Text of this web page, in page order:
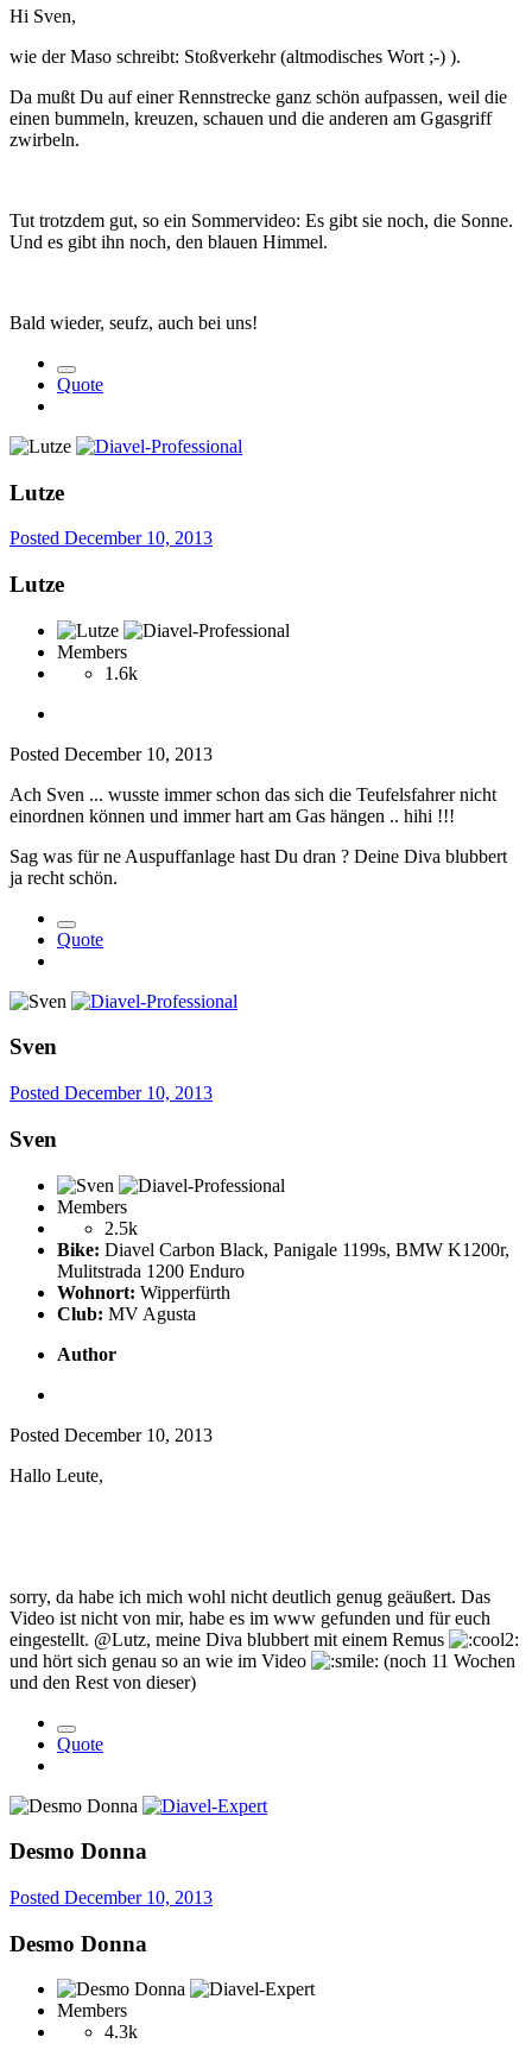
Hi Sven,
wie der Maso schreibt: Stoßverkehr (altmodisches Wort ;-) ).
Da mußt Du auf einer Rennstrecke ganz schön aufpassen, weil die
einen bummeln, kreuzen, schauen und die anderen am Ggasgriff
zwirbeln.
Tut trotzdem gut, so ein Sommervideo: Es gibt sie noch, die Sonne.
Und es gibt ihn noch, den blauen Himmel.
Bald wieder, seufz, auch bei uns!
Quote
Lutze
Posted December 10, 2013
Lutze
Members
1.6k
Posted December 10, 2013
Ach Sven ... wusste immer schon das sich die Teufelsfahrer nicht
einordnen können und immer hart am Gas hängen .. hihi !!!
Sag was für ne Auspuffanlage hast Du dran ? Deine Diva blubbert
ja recht schön.
Quote
Sven
Posted December 10, 2013
Sven
Members
2.5k
Bike: Diavel Carbon Black, Panigale 1199s, BMW K1200r,
Mulitstrada 1200 Enduro
Wohnort: Wipperfürth
Club: MV Agusta
Author
Posted December 10, 2013
Hallo Leute,
sorry, da habe ich mich wohl nicht deutlich genug geäußert. Das
Video ist nicht von mir, habe es im www gefunden und für euch
eingestellt. @Lutz, meine Diva blubbert mit einem Remus
und hört sich genau so an wie im Video
(noch 11 Wochen
und den Rest von dieser)
Quote
Desmo Donna
Posted December 10, 2013
Desmo Donna
Members
4.3k